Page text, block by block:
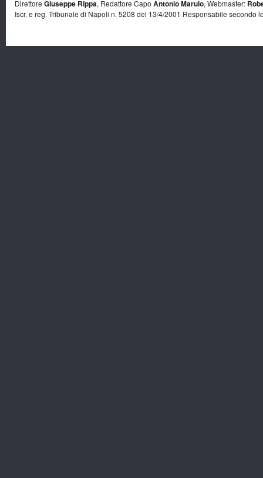
Direttore Giuseppe Rippa, Redattore Capo Antonio Marulo, Webmaster:
Iscr. e reg. Tribunale di Napoli n. 5208 del 13/4/2001 Responsabile secondo